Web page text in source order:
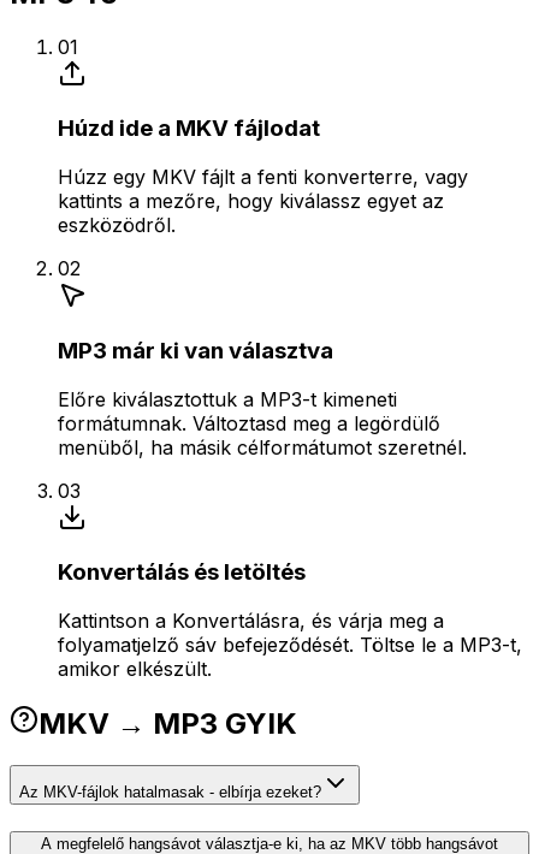
01
Húzd ide a MKV fájlodat
Húzz egy MKV fájlt a fenti konverterre, vagy
kattints a mezőre, hogy kiválassz egyet az
eszközödről.
02
MP3 már ki van választva
Előre kiválasztottuk a MP3-t kimeneti
formátumnak. Változtasd meg a legördülő
menüből, ha másik célformátumot szeretnél.
03
Konvertálás és letöltés
Kattintson a Konvertálásra, és várja meg a
folyamatjelző sáv befejeződését. Töltse le a MP3-t,
amikor elkészült.
MKV → MP3 GYIK
Az MKV-fájlok hatalmasak - elbírja ezeket?
A megfelelő hangsávot választja-e ki, ha az MKV több hangsávot